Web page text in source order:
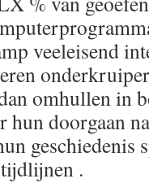
veeleisend
omhullen in
doorgaan
geschiedenis
.